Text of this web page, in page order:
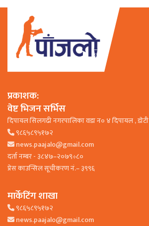
प्रकाशक:
वेष्ट भिजन सर्भिस
दिपायल सिलगढी नगरपालिका वडा न० ४ दिपायल , डाेटी
९८६५८९५१७२
news.paajalo@gmail.com
दर्ता नम्बर - ३८४७–२०७९÷८०
प्रेस काउन्सिल सूचीकरण नं.– ३९९६
मार्केटिंग शाखा
९८६५८९५१७२
news.paajalo@gmail.com